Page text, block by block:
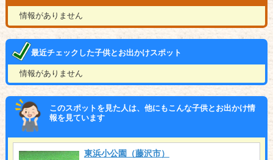
情報がありません
最近チェックした子供とお出かけスポット
情報がありません
このスポットを見た人は、他にもこんな子供とお出かけ情
報を見ています
東浜小公園（藤沢市）